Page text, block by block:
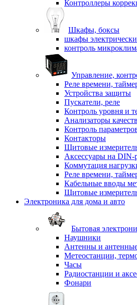
Контроллеры
Шкафы, боксы
шкафы
контроль
Управление,
Реле времени,
Устройства защиты
Пускатели, реле
Контроль уровня и
Анализаторы
Контроль
Контакторы
Щитовые
Аксессуары на DIN-
Коммутация
Реле времени,
Кабельные вводы
Щитовые
Электроника для дома и авто
Бытовая
Наушники
Антенны и антенные
Метеостанции,
Часы
Радиостанции и
Фонари